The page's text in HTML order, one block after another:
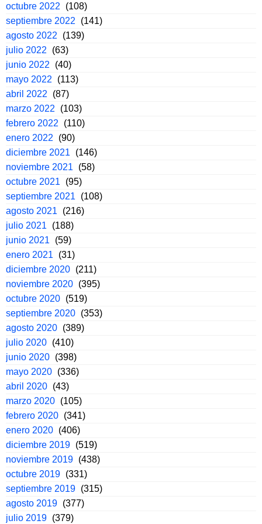
octubre 2022
(108)
septiembre 2022
(141)
agosto 2022
(139)
julio 2022
(63)
junio 2022
(40)
mayo 2022
(113)
abril 2022
(87)
marzo 2022
(103)
febrero 2022
(110)
enero 2022
(90)
diciembre 2021
(146)
noviembre 2021
(58)
octubre 2021
(95)
septiembre 2021
(108)
agosto 2021
(216)
julio 2021
(188)
junio 2021
(59)
enero 2021
(31)
diciembre 2020 (211)
noviembre 2020 (395)
octubre 2020 (519)
septiembre 2020 (353)
agosto 2020 (389)
julio 2020 (410)
junio 2020 (398)
mayo 2020 (336)
abril 2020 (43)
marzo 2020 (105)
febrero 2020 (341)
enero 2020 (406)
diciembre 2019 (519)
noviembre 2019 (438)
octubre 2019 (331)
septiembre 2019 (315)
agosto 2019 (377)
julio 2019 (379)